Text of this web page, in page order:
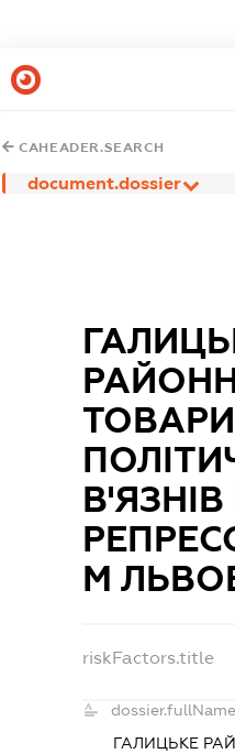
CAHEADER.SEARCH
document.dossier
В'ЯЗНІВ
М
riskFactors.title
ГАЛИЦЬКЕ